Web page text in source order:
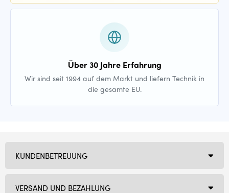
Über 30 Jahre Erfahrung
Wir sind seit 1994 auf dem Markt und liefern Technik in
die gesamte EU.
KUNDENBETREUUNG
VERSAND UND BEZAHLUNG